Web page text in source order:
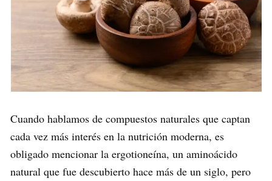
Cuando hablamos de compuestos naturales que captan
cada vez más interés en la nutrición moderna, es
obligado mencionar la ergotioneína, un aminoácido
natural que fue descubierto hace más de un siglo, pero